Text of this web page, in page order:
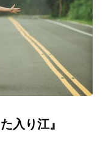
入り江』